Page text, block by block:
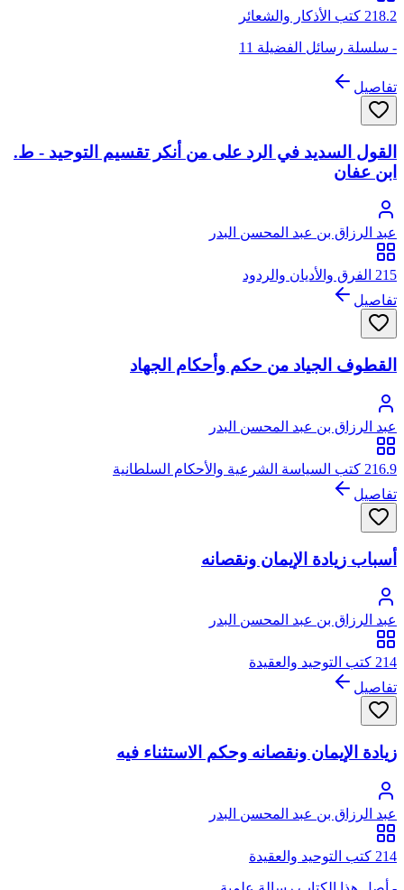
218.2 كتب الأذكار والشعائر
- سلسلة رسائل الفضيلة 11
تفاصيل
القول السديد في الرد على من أنكر تقسيم التوحيد - ط.
ابن عفان
عبد الرزاق بن عبد المحسن البدر
215 الفرق والأديان والردود
تفاصيل
القطوف الجياد من حكم وأحكام الجهاد
عبد الرزاق بن عبد المحسن البدر
216.9 كتب السياسة الشرعية والأحكام السلطانية
تفاصيل
أسباب زيادة الإيمان ونقصانه
عبد الرزاق بن عبد المحسن البدر
214 كتب التوحيد والعقيدة
تفاصيل
زيادة الإيمان ونقصانه وحكم الاستثناء فيه
عبد الرزاق بن عبد المحسن البدر
214 كتب التوحيد والعقيدة